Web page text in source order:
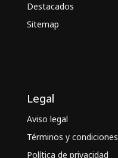
Destacados
Sitemap
Legal
Aviso legal
Términos y condiciones
Política de privacidad